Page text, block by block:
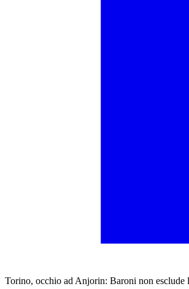
Torino, occhio ad Anjorin: Baroni non esclude